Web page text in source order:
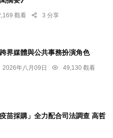
觀看 3 分享
界媒體與公共事務扮演角色
2026年八月09日
49,130 觀看
苗採購」全力配合司法調查 高哲